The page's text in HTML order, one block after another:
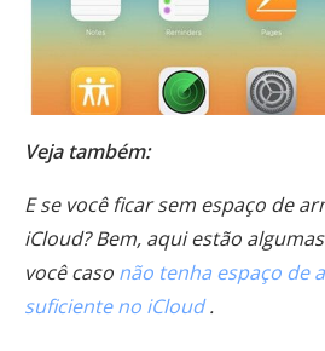
Veja também:
E se você ficar sem espaço de
iCloud? Bem, aqui estão
você caso não tenha espaço de
suficiente no iCloud.